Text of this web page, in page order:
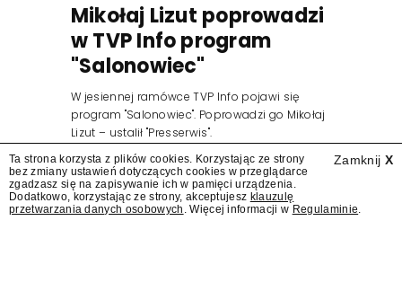
Mikołaj Lizut poprowadzi
w TVP Info program
"Salonowiec"
W jesiennej ramówce TVP Info pojawi się
program "Salonowiec". Poprowadzi go Mikołaj
Lizut – ustalił "Presserwis".
Zamknij X
Ta strona korzysta z plików cookies. Korzystając ze strony
bez zmiany ustawień dotyczących cookies w przeglądarce
zgadzasz się na zapisywanie ich w pamięci urządzenia.
Dodatkowo, korzystając ze strony, akceptujesz klauzulę
przetwarzania danych osobowych . Więcej informacji w Regulaminie.